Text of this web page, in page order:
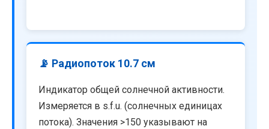
📡 Радиопоток 10.7 см
Индикатор общей солнечной активности.
Измеряется в s.f.u. (солнечных единицах
потока). Значения >150 указывают на